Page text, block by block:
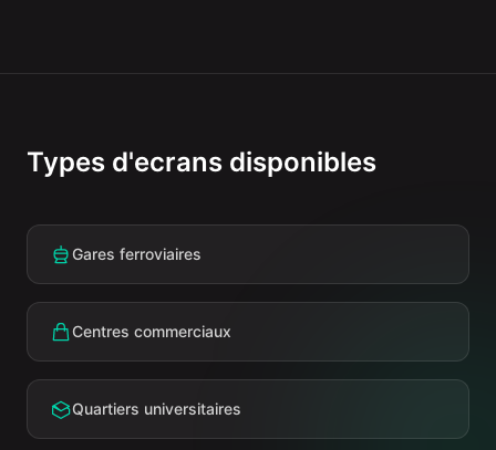
Types d'ecrans disponibles
Gares ferroviaires
Centres commerciaux
Quartiers universitaires